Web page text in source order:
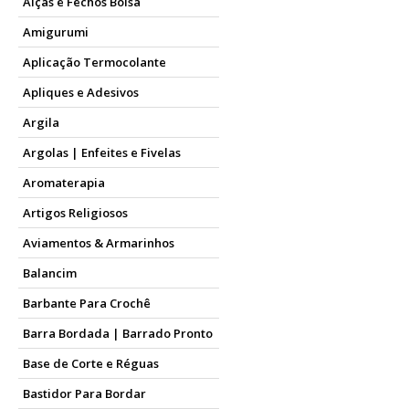
Amigurumi
Aplicação Termocolante
Apliques e Adesivos
Argila
Argolas | Enfeites e Fivelas
Aromaterapia
Artigos Religiosos
Aviamentos & Armarinhos
Balancim
Barbante Para Crochê
Barra Bordada | Barrado Pronto
Base de Corte e Réguas
Bastidor Para Bordar